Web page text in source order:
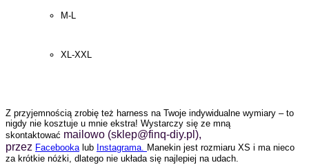
M-L
XL-XXL
Z przyjemnością zrobię też harness na Twoje indywidualne wymiary – to
nigdy nie kosztuje u mnie ekstra! Wystarczy się ze mną
skontaktować mailowo (sklep@finq-diy.pl ),
przez Facebookalub Instagrama. Manekin jest rozmiaru XS i ma nieco
za krótkie nóżki, dlatego nie układa się najlepiej na udach.